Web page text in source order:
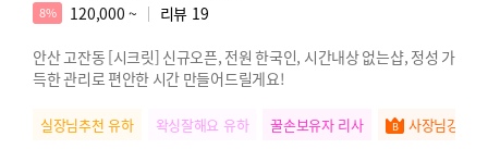
8% 120,000 ~ 리뷰 19
안산 고잔동 [시크릿] 신규오픈, 전원 한국인, 시간내상 없는샵, 정성 가
득한 관리로 편안한 시간 만들어드릴게요!
실장님추천 유하 왁싱잘해요 유하 꿀손보유자 리사 사장님강추